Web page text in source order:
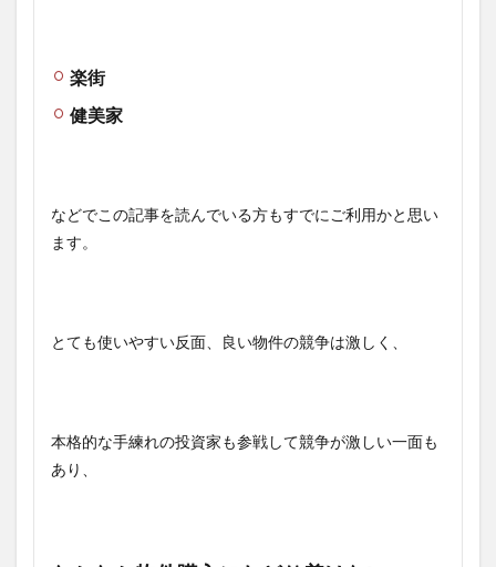
楽街
健美家
などでこの記事を読んでいる方もすでにご利用かと思い
ます。
とても使いやすい反面、良い物件の競争は激しく、
本格的な手練れの投資家も参戦して競争が激しい一面も
あり、